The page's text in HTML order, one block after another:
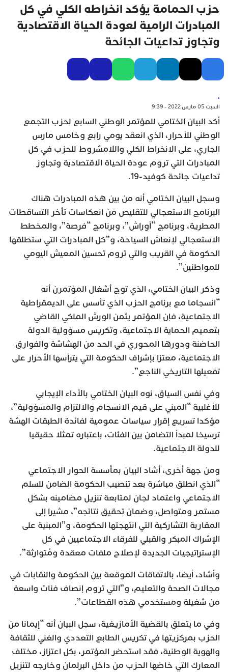
حزب الحمامة يؤكد انخراطه الكلي في كل
المبادرات الرامية لعودة الحياة الاقتصادية
وتجاوز تداعيات الجائحة
.
السبت 05 مارس 2022 - 9:39
أكد البيان الختامي للمؤتمر الوطني السابع لحزب التجمع
الوطني للأحرار، الذي انعقد يومي رابع وخامس مارس
الجاري، على الانخراط الكلي واللامشروط للحزب في كل
المبادرات التي تروم عودة الحياة الاقتصادية وتجاوز
تداعيات جائحة كوفيد-19.
وسجل البيان الختامي أنه من بين هذه المبادرات هناك
البرنامج الاستعجالي للتقليص من انعكاسات تأخر التساقطات
المطرية، وبرنامج “أوراش”، وبرنامج “فرصة”، والمخطط
الاستعجالي لإنعاش السياحة، و”كل المبادرات التي ستطلقها
الحكومة في القريب والتي تروم تحسين المعيش اليومي
للمواطنين”.
وذكر البيان الختامي، الذي توج أشغال المؤتمرن أنه
“انسجاما مع برنامج الحزب الذي تأسس على الديمقراطية
الاجتماعية، فإن المؤتمر يثمن الورش الملكي القاضي
بتعميم الحماية الاجتماعية، وتكريس مسؤولية الدولة
الحاضنة ودورها المحوري في الحد من الهشاشة والفوارق
الاجتماعية، معتزا بإشراف الحكومة التي يترأسها الأحرار على
تفعيلها التاريخي الناجع”.
وفي نفس السياق، نوه البيان الختامي بالأداء الإيجابي
للأغلبية “المبني على قيم الانسجام والالتزام والمسؤولية”،
مؤكدا تسريع إقرار سياسات عمومية لفائدة الطبقات الهشة
ترسيخا لمبدأ التضامن بين الفئات، باعتباره تمثلا حقيقيا
للدولة الاجتماعية.
ومن جهة أخرى، أشاد البيان بمأسسة الحوار الاجتماعي
“الذي انطلق مباشرة بعد تنصيب الحكومة الضامن للسلم
الاجتماعي واعتماد لجان لمتابعة تنزيل مضامينه بشكل
مستمر ومتواصل، وضمان تحقيق نتائجه”، مشيرا إلى
المقاربة التشاركية التي انتهجتها الحكومة، و”المبنية على
الإشراك المبكر والقبلي للفرقاء الاجتماعيين في كل
الإستراتيجيات الجديدة لإصلاح ملفات معقدة ومُتوارثة”.
وأشاد، أيضا، بالاتفاقات الموقعة بين الحكومة والنقابات في
مجالات الصحة والتعليم، و”التي تروم إنصاف فئات واسعة
من شغيلة ومستخدمي هذه القطاعات”.
وفي ما يتعلق بالقضية الأمازيغية، سجل البيان أنه “إيمانا من
الحزب بمركزيتها في تكريس الطابع التعددي والغني للثقافة
والهوية الوطنية، فقد استحضر المؤتمر، بكل اعتزاز، مختلف
المعارك التي خاضها الحزب من داخل البرلمان وخارجه لتنزيل